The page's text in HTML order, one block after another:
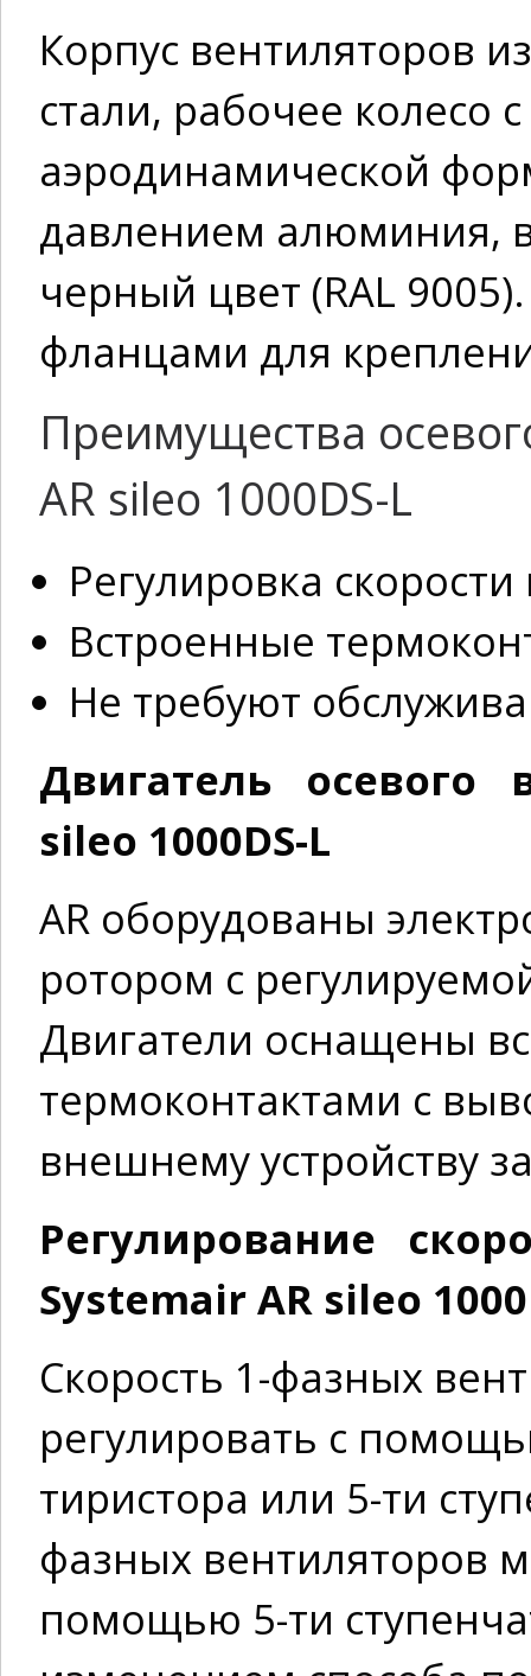
Корпус вентиляторов
стали, рабочее колесо
аэродинамической
давлением алюминия,
черный цвет (RAL
фланцами для
Преимущества
AR sileo 1000DS-L
Регулировка
Встроенные
Не требуют
Двигатель осевого
sileo 1000DS-L
AR оборудованы
ротором с
Двигатели оснащены
термоконтактами с
внешнему устройству
Регулирование
Systemair AR sileo
Скорость 1-фазных
регулировать с
тиристора или 5-ти
фазных вентиляторов
помощью 5-ти